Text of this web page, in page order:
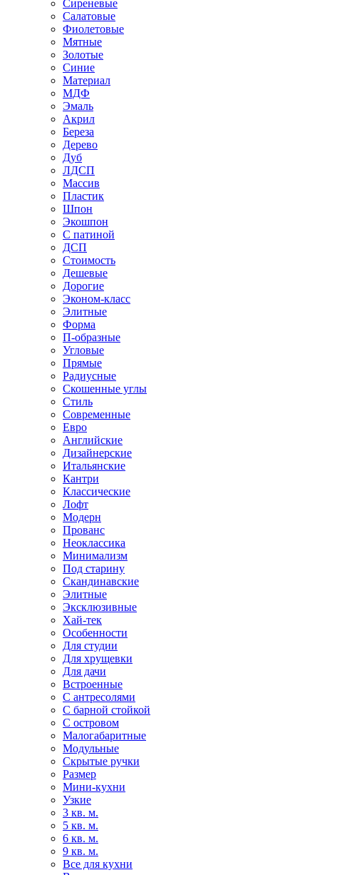
Сиреневые
Салатовые
Фиолетовые
Мятные
Золотые
Синие
Материал
МДФ
Эмаль
Акрил
Береза
Дерево
Дуб
ЛДСП
Массив
Пластик
Шпон
Экошпон
С патиной
ДСП
Стоимость
Дешевые
Дорогие
Эконом-класс
Элитные
Форма
П-образные
Угловые
Прямые
Радиусные
Скошенные углы
Стиль
Современные
Евро
Английские
Дизайнерские
Итальянские
Кантри
Классические
Лофт
Модерн
Прованс
Неоклассика
Минимализм
Под старину
Скандинавские
Элитные
Эксклюзивные
Хай-тек
Особенности
Для студии
Для хрущевки
Для дачи
Встроенные
С антресолями
С барной стойкой
С островом
Малогабаритные
Модульные
Скрытые ручки
Размер
Мини-кухни
Узкие
3 кв. м.
5 кв. м.
6 кв. м.
9 кв. м.
Все для кухни